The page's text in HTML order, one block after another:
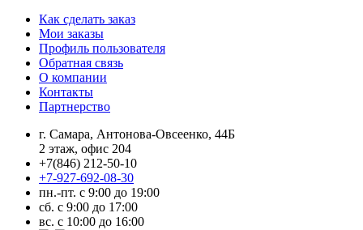
Как сделать заказ
Мои заказы
Профиль пользователя
Обратная связь
О компании
Контакты
Партнерство
г. Самара, Антонова-Овсеенко, 44Б
2 этаж, офис 204
+7(846) 212-50-10
+7-927-692-08-30
пн.-пт. с 9:00 до 19:00
сб. с 9:00 до 17:00
вс. с 10:00 до 16:00